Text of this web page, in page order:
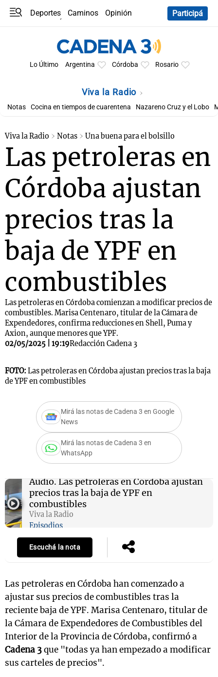
Deportes Caminos
Opinión
Participá
Lo Último Argentina Córdoba Rosario
Viva la Radio
Notas Cocina en tiempos de cuarentena Nazareno Cruz y el Lobo
Viva la Radio Notas Una buena para el bolsillo
Las petroleras en
Córdoba ajustan
precios tras la
baja de YPF en
combustibles
Las petroleras en Córdoba comienzan a modificar precios de
combustibles. Marisa Centenaro, titular de la Cámara de
Expendedores, confirma reducciones en Shell, Puma y
Axion, aunque menores que YPF.
02/05/2025 | 19:19Redacción Cadena 3
FOTO: Las petroleras en Córdoba ajustan precios tras la baja
de YPF en combustibles
Mirá las notas de Cadena 3 en Google
News
Mirá las notas de Cadena 3 en
WhatsApp
Audio. Las petroleras en Córdoba ajustan
precios tras la baja de YPF en
combustibles
Viva la Radio
Episodios
Escuchá la nota
Las petroleras en Córdoba han comenzado a
ajustar sus precios de combustibles tras la
reciente baja de YPF. Marisa Centenaro, titular de
la Cámara de Expendedores de Combustibles del
Interior de la Provincia de Córdoba, confirmó a
Cadena 3que "todas ya han empezado a modificar
sus carteles de precios".
Notas
Mundial 2026
Notas